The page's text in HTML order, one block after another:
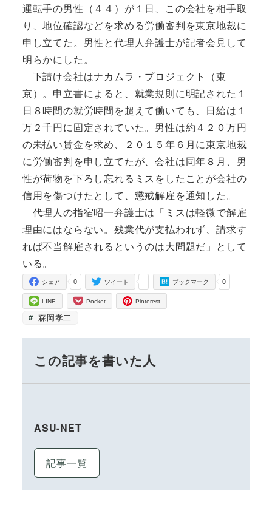
運転手の男性（４４）が１日、この会社を相手取
り、地位確認などを求める労働審判を東京地裁に
申し立てた。男性と代理人弁護士が記者会見して
明らかにした。
下請け会社はナカムラ・プロジェクト（東
京）。申立書によると、就業規則に明記された１
日８時間の就労時間を超えて働いても、日給は１
万２千円に固定されていた。男性は約４２０万円
の未払い賃金を求め、２０１５年６月に東京地裁
に労働審判を申し立てたが、会社は同年８月、男
性が荷物を下ろし忘れるミスをしたことが会社の
信用を傷つけたとして、懲戒解雇を通知した。
代理人の指宿昭一弁護士は「ミスは軽微で解雇
理由にはならない。残業代が支払われず、請求す
れば不当解雇されるというのは大問題だ」として
いる。
0
シェア -
ツイート 0
ブックマーク
LINE Pocket Pinterest
森岡孝二
この記事を書いた人
ASU-NET
記事一覧